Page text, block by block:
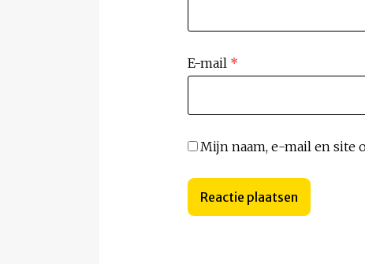
E-mail *
Mijn naam, e-mail en site